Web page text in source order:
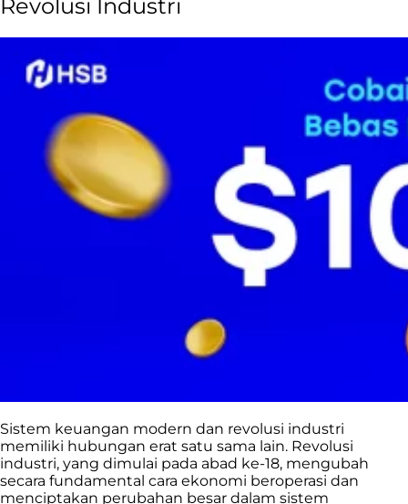
Revolusi Industri
Sistem keuangan modern dan revolusi industri
memiliki hubungan erat satu sama lain. Revolusi
industri, yang dimulai pada abad ke-18, mengubah
secara fundamental cara ekonomi beroperasi dan
menciptakan perubahan besar dalam sistem